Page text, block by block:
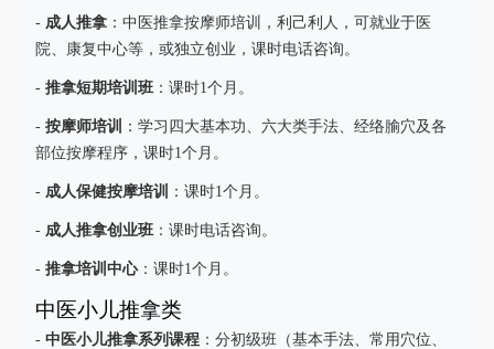
- 成人推拿 ：中医推拿按摩师培训，利己利人，可就业于医
院、康复中心等，或独立创业，课时电话咨询。
- 推拿短期培训班 ：课时1个月。
- 按摩师培训
：学习四大基本功、六大类手法、经络腧穴及各
部位按摩程序，课时1个月。
- 成人保健按摩培训 ：课时1个月。
- 成人推拿创业班 ：课时电话咨询。
- 推拿培训中心：课时1个月。
中医小儿推拿类
- 中医小儿推拿系列课程 ：分初级班（基本手法、常用穴位、